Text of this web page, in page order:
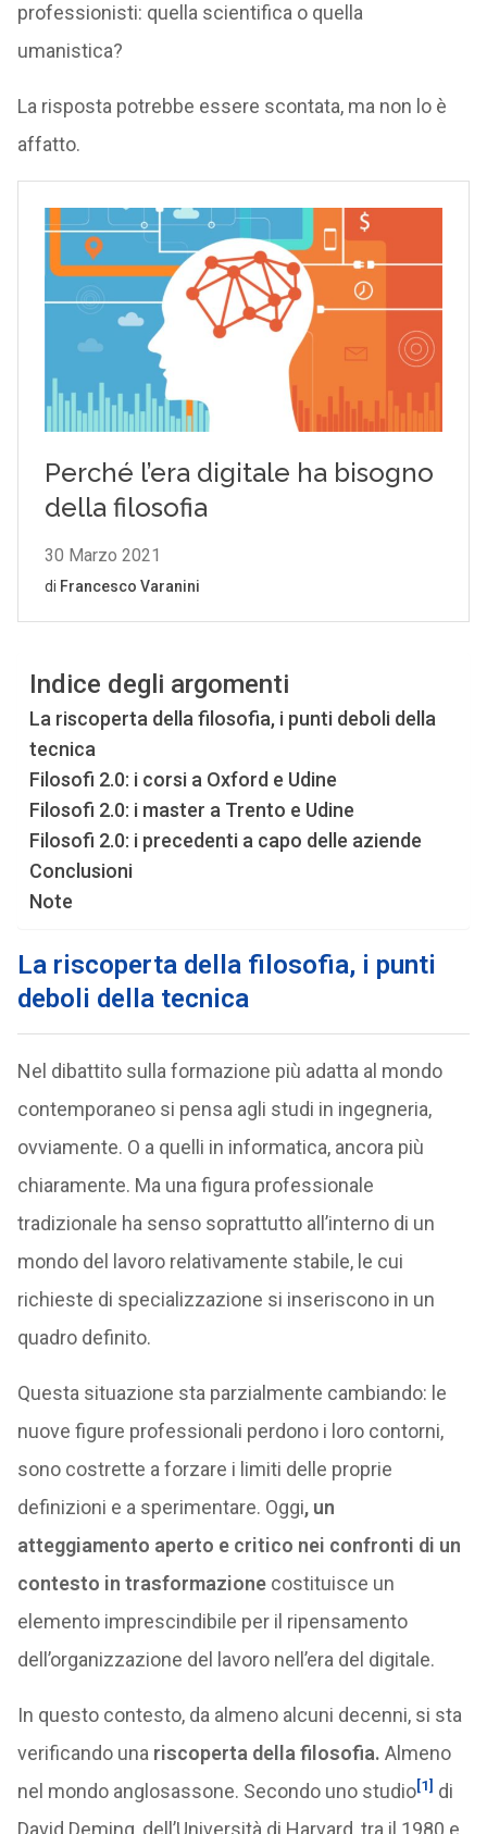
professionisti: quella scientifica o quella
umanistica?
La risposta potrebbe essere scontata, ma non lo è
affatto.
Indice degli argomenti
La riscoperta della filosofia, i punti deboli della
tecnica
Filosofi 2.0: i corsi a Oxford e Udine
Filosofi 2.0: i master a Trento e Udine
Filosofi 2.0: i precedenti a capo delle aziende
Conclusioni
Note
La riscoperta della filosofia, i punti
deboli della tecnica
Nel dibattito sulla formazione più adatta al mondo
contemporaneo si pensa agli studi in ingegneria,
ovviamente. O a quelli in informatica, ancora più
chiaramente. Ma una figura professionale
tradizionale ha senso soprattutto all’interno di un
mondo del lavoro relativamente stabile, le cui
richieste di specializzazione si inseriscono in un
quadro definito.
Questa situazione sta parzialmente cambiando: le
nuove figure professionali perdono i loro contorni,
sono costrette a forzare i limiti delle proprie
definizioni e a sperimentare. Oggi, un
atteggiamento aperto e critico nei confronti di un
contesto in trasformazione costituisce un
elemento imprescindibile per il ripensamento
dell’organizzazione del lavoro nell’era del digitale.
In questo contesto, da almeno alcuni decenni, si sta
verificando una riscoperta della filosofia. Almeno
nel mondo anglosassone. Secondo uno studio[1] di
David Deming, dell’Università di Harvard, tra il 1980 e